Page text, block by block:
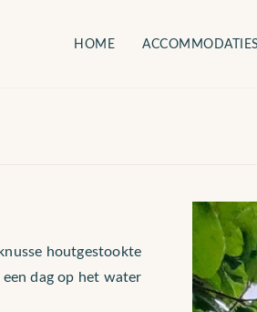
HOME ACCOMMODATIES
houtgestookte
dag op het water